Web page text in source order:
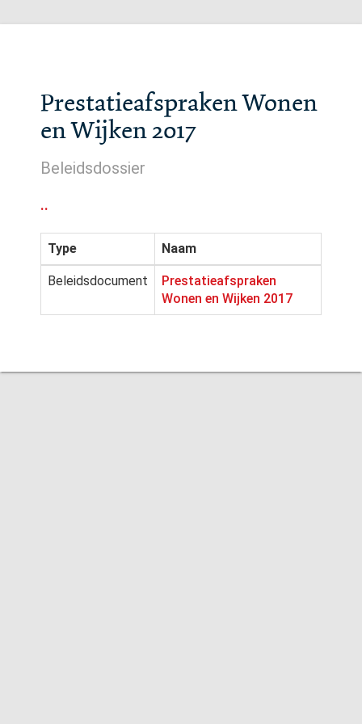
Prestatieafspraken Wonen
en Wijken 2017
Beleidsdossier
..
Type Naam
Beleidsdocument
Prestatieafspraken
Wonen en Wijken 2017